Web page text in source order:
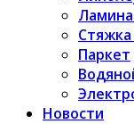
Паркет
Новости